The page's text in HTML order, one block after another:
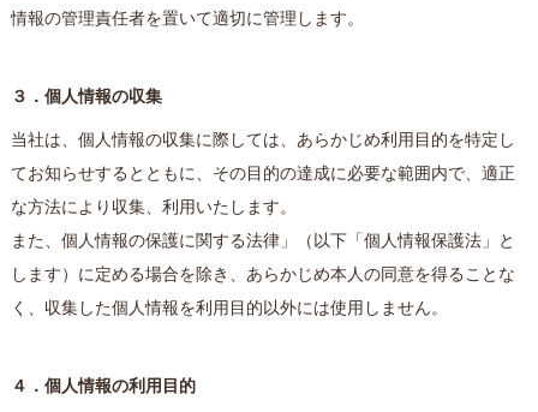
情報の管理責任者を置いて適切に管理します。
３．個人情報の収集
当社は、個人情報の収集に際しては、あらかじめ利用目的を特定し
てお知らせするとともに、その目的の達成に必要な範囲内で、適正
な方法により収集、利用いたします。
また、個人情報の保護に関する法律」（以下「個人情報保護法」と
します）に定める場合を除き、あらかじめ本人の同意を得ることな
く、収集した個人情報を利用目的以外には使用しません。
４．個人情報の利用目的